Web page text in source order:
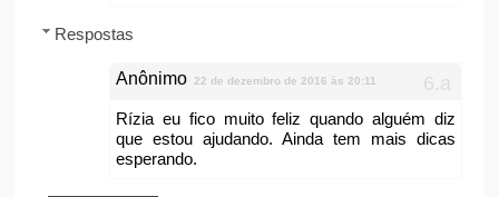
Respostas
Anônimo 22 de dezembro de 2016 às 20:11
Rízia eu fico muito feliz quando alguém diz
que estou ajudando. Ainda tem mais dicas
esperando.